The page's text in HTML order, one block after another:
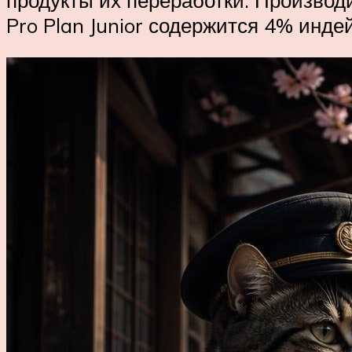
Pro Plan Junior содержится 4%